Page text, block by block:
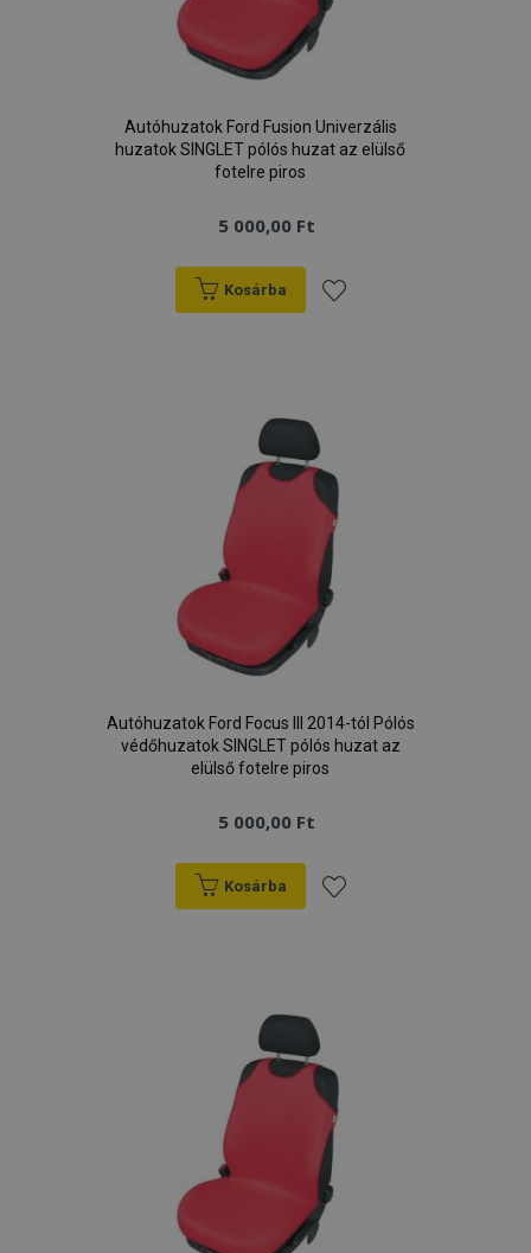
Autóhuzatok Ford Fusion Univerzális
huzatok SINGLET pólós huzat az elülső
fotelre piros
5 000,00 Ft
Kosárba
kívánságlistához
Autóhuzatok Ford Focus III 2014-tól Pólós
védőhuzatok SINGLET pólós huzat az
elülső fotelre piros
5 000,00 Ft
Kosárba
kívánságlistához